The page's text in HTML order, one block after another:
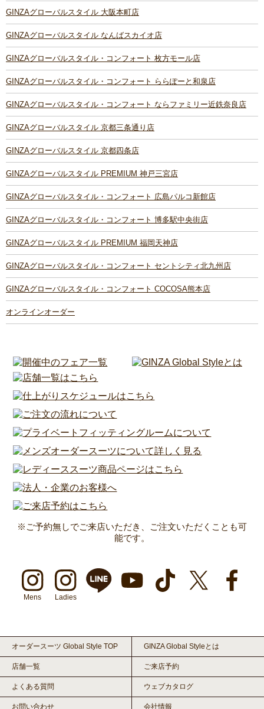
GINZAグローバルスタイル 大阪本町店
GINZAグローバルスタイル なんばスカイオ店
GINZAグローバルスタイル・コンフォート 枚方モール店
GINZAグローバルスタイル・コンフォート ららぽーと和泉店
GINZAグローバルスタイル・コンフォート ならファミリー近鉄奈良店
GINZAグローバルスタイル 京都三条通り店
GINZAグローバルスタイル 京都四条店
GINZAグローバルスタイル PREMIUM 神戸三宮店
GINZAグローバルスタイル・コンフォート 広島パルコ新館店
GINZAグローバルスタイル・コンフォート 博多駅中央街店
GINZAグローバルスタイル PREMIUM 福岡天神店
GINZAグローバルスタイル・コンフォート セントシティ北九州店
GINZAグローバルスタイル・コンフォート COCOSA熊本店
オンラインオーダー
※ご予約無しでご来店いただき、ご注文いただくことも可
能です。
Mens Ladies
オーダースーツ Global Style TOP GINZA Global Styleとは
店舗一覧 ご来店予約
よくある質問 ウェブカタログ
お問い合わせ 会社情報